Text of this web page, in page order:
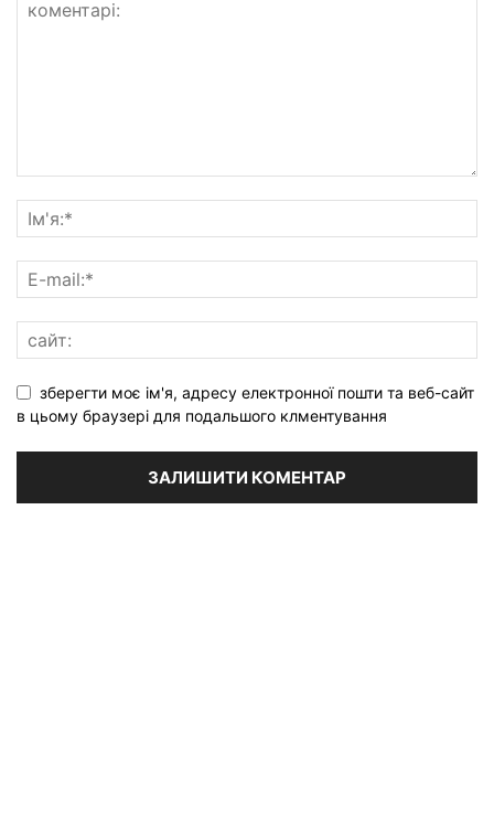
зберегти моє ім'я, адресу електронної пошти та веб-сайт
в цьому браузері для подальшого клментування